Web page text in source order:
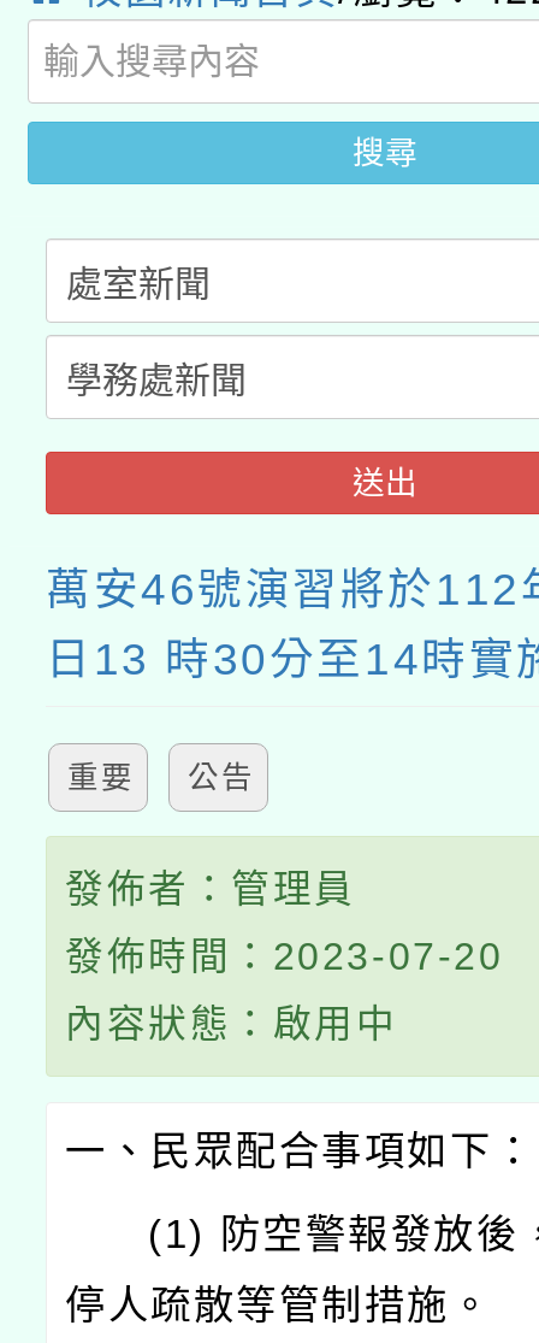
師專業成長研習實施計
方素養工作坊新北場」
族語言臺北學習中心
「族語學習班」招生簡
轉知有關國立成功大學
文教學共融平台-教案
教育部國民及學前教育
年度COVID-19疫苗接
接種之民眾」措施，延
月28日止
搜尋
送出
萬安46號演習將於112
日13 時30分至14時實
重要 公告
發佈者：管理員
發佈時間：2023-07-20
內容狀態：啟用中
一、民眾配合事項如下：
(1) 防空警報發放後
停人疏散等管制措施。